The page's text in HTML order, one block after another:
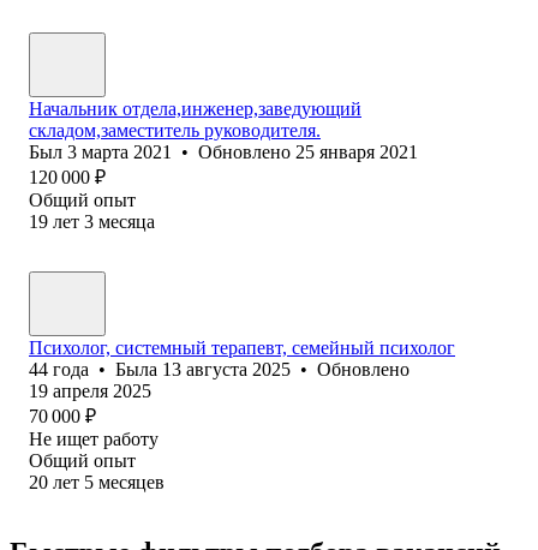
Начальник отдела,инженер,заведующий
складом,заместитель руководителя.
Был 3 марта 2021 • Обновлено 25 января 2021
120 000 ₽
Общий опыт
19 лет 3 месяца
Психолог, системный терапевт, семейный психолог
44 года • Была 13 августа 2025 • Обновлено
19 апреля 2025
70 000 ₽
Не ищет работу
Общий опыт
20 лет 5 месяцев